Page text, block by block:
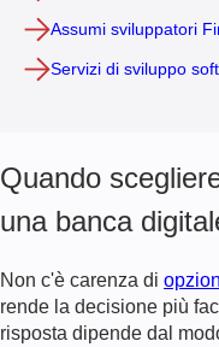
Assumi sviluppatori
Servizi di sviluppo
Quando
una banca
Non c'è carenza di
rende la decisione più
risposta dipende dal